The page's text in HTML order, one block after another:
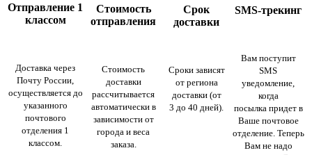
Отправление 1
классом
Доставка через
Почту России,
осуществляется до
указанного
почтового
отделения 1
классом.
Стоимость
отправления
Стоимость
доставки
рассчитывается
автоматически в
зависимости от
города и веса
заказа.
Срок
доставки
Сроки зависят
от региона
доставки (от
3 до 40 дней).
SMS-трекинг
Вам поступит
SMS
уведомление,
когда
посылка придет в
Ваше почтовое
отделение. Теперь
Вам не надо